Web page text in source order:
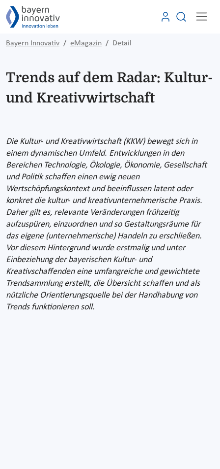
Bayern Innovativ eMagazin Detail
Trends auf dem Radar: Kultur-
und Kreativwirtschaft
Die Kultur- und Kreativwirtschaft (KKW) bewegt sich in
einem dynamischen Umfeld. Entwicklungen in den
Bereichen Technologie, Ökologie, Ökonomie, Gesellschaft
und Politik schaffen einen ewig neuen
Wertschöpfungskontext und beeinflussen latent oder
konkret die kultur- und kreativunternehmerische Praxis.
Daher gilt es, relevante Veränderungen frühzeitig
aufzuspüren, einzuordnen und so Gestaltungsräume für
das eigene (unternehmerische) Handeln zu erschließen.
Vor diesem Hintergrund wurde erstmalig und unter
Einbeziehung der bayerischen Kultur- und
Kreativschaffenden eine umfangreiche und gewichtete
Trendsammlung erstellt, die Übersicht schaffen und als
nützliche Orientierungsquelle bei der Handhabung von
Trends funktionieren soll.